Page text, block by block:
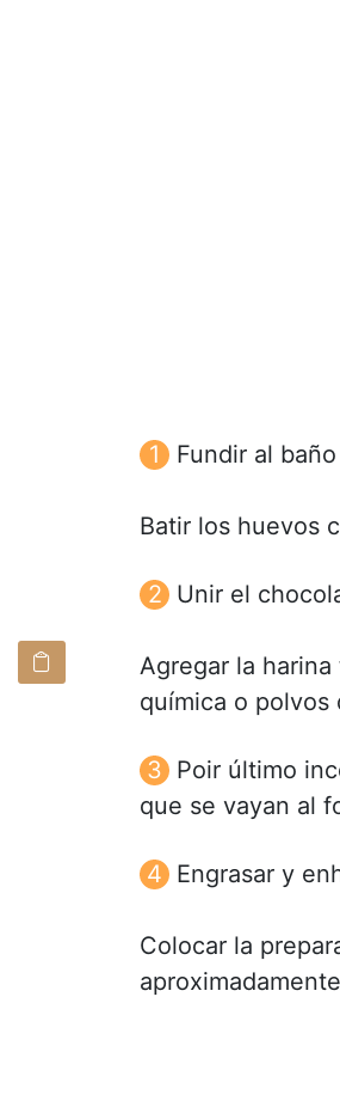
Fundir al
Batir los huevos
Unir el
Agregar la
química o polvos
Poir último
que se vayan al
Engrasar y
Colocar la